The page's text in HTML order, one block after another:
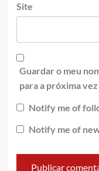
Site
Guardar o meu
para a próxima
Notify me of
Notify me of